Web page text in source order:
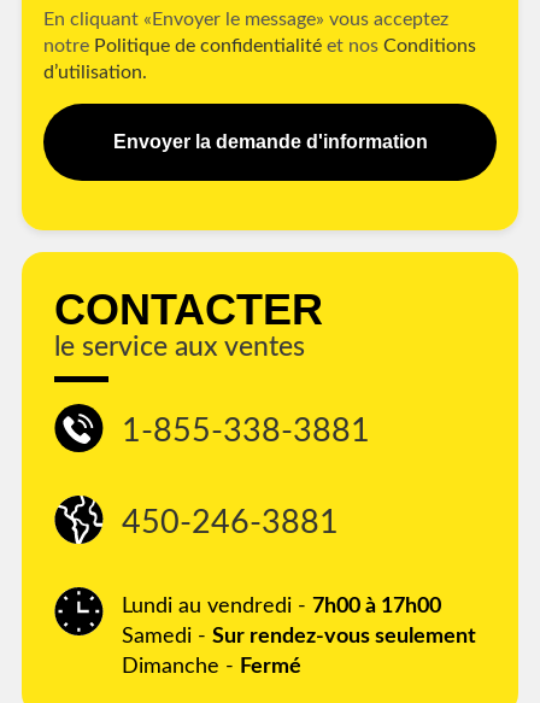
En cliquant «Envoyer le message» vous acceptez
notre Politique de confidentialité et nos Conditions
d’utilisation.
Envoyer la demande d'information
CONTACTER
le service aux ventes
1-855-338-3881
450-246-3881
Lundi au vendredi - 7h00 à 17h00
Samedi - Sur rendez-vous seulement
Dimanche - Fermé